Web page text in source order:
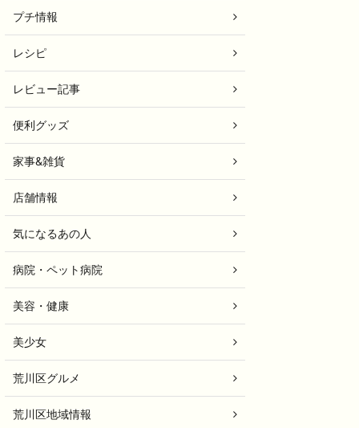
プチ情報
レシピ
レビュー記事
便利グッズ
家事&雑貨
店舗情報
気になるあの人
病院・ペット病院
美容・健康
美少女
荒川区グルメ
荒川区地域情報